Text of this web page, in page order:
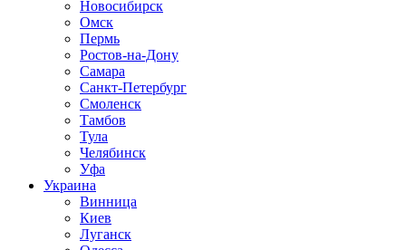
Новосибирск
Омск
Пермь
Ростов-на-Дону
Самара
Санкт-Петербург
Смоленск
Тамбов
Тула
Челябинск
Уфа
Украина
Винница
Киев
Луганск